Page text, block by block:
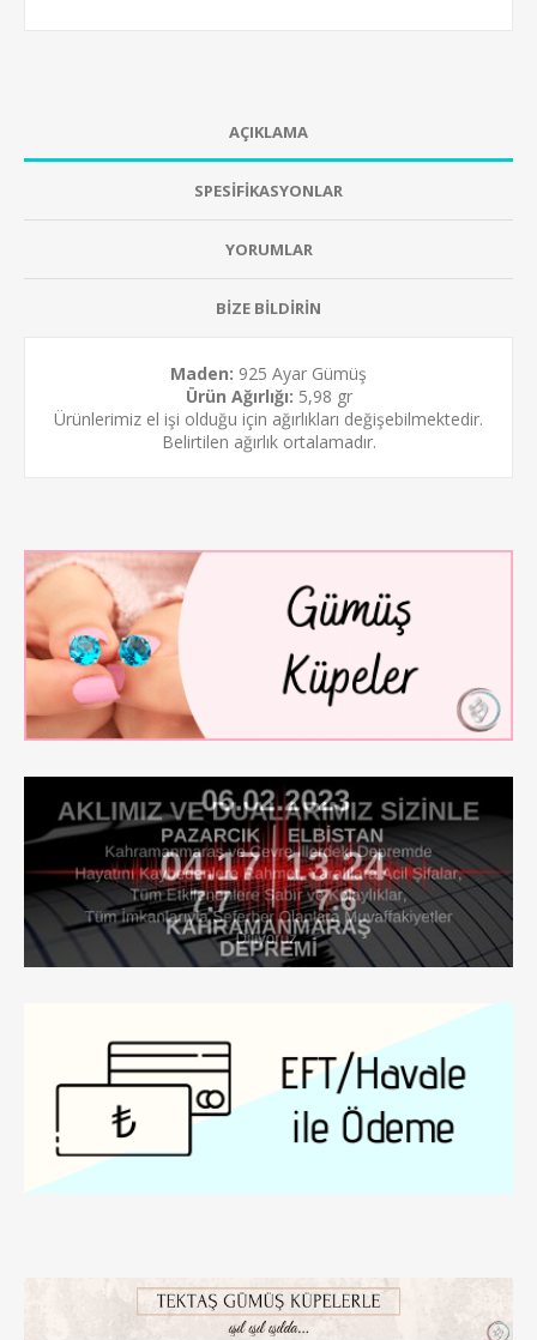
AÇIKLAMA
SPESİFİKASYONLAR
YORUMLAR
BİZE BİLDİRİN
Maden: 925 Ayar Gümüş
Ürün Ağırlığı: 5,98 gr
Ürünlerimiz el işi olduğu için ağırlıkları değişebilmektedir.
Belirtilen ağırlık ortalamadır.